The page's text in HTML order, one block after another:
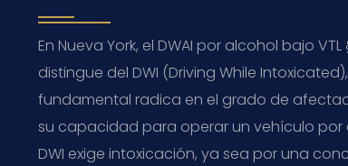
En Nueva York, el DWAI por alcohol bajo
distingue del DWI (Driving While
fundamental radica en el grado de
su capacidad para operar un vehículo por
DWI exige intoxicación, ya sea por una